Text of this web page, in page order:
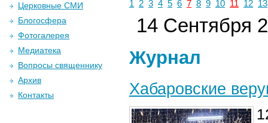
1
2 3 4 5 6 7 8 9 10 11 12 13
14 Сентября
Журнал
Хабаровские
Церковные СМИ
Блогосфера
Фотогалерея
Медиатека
Вопросы священнику
Архив
Контакты